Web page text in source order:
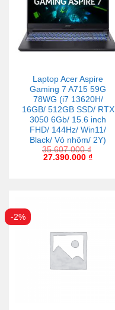
Laptop Acer Aspire
Gaming 7 A715 59G
78WG (i7 13620H/
16GB/ 512GB SSD/ RTX
3050 6Gb/ 15.6 inch
FHD/ 144Hz/ Win11/
Black/ Vỏ nhôm/ 2Y)
35.607.000₫
27.390.000 ₫
-2%